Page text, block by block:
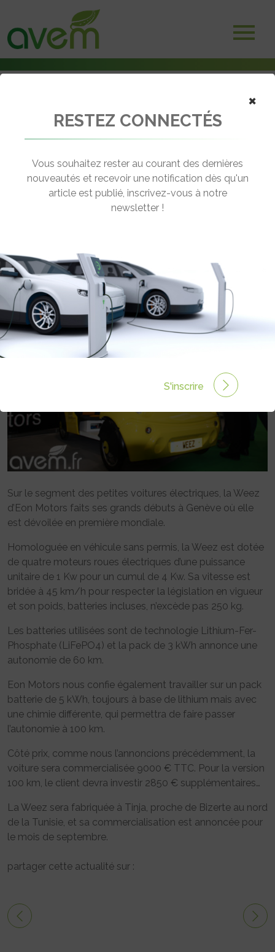
La Eon Weez en détails à Genève
← Revenir aux actualités
Rédigé par le 12 Mar 2011 à 00:00 0 commentaires
Sur le segment des petites voitures électriques, la Weez
d’Eon Motors faits ses grands débuts à Genève où elle
est dévoilée en première mondiale.
Homologuée en véhicule sans permis, la Weez est dotée
de quatre moteurs roues électriques d’une puissance
unitaire de 1 Kw pour un cumul de 4 Kw. Sa vitesse est
bridée à 45 km/h pour respecter la législation en vigueur
et son poids, batteries incluses, n’excède pas 250 kg.
Les batteries utilisées sont de technologie Lithium-Fer-
Phosphate (LiFePO4) et la pack de 3 kWh annonce une
autonomie de 60 km.
Eon Motors nous confie également travailler sur un pack
batterie de 5 kWh, toujours à base de lithium mais avec
une chimie différente, qui permettra de faire passer
l’autonomie à 100 km.
Côté prix, comme nous l’annoncions précédemment, la
voiture sera commercialisée 9000 € TTC. Pour la version
100 km, le client devra investir 2850 € supplémentaires…
La Weez sera fabriquée à Tinja, proche de Bizerte au nord
de la Tunisie, et sa commercialisation est annoncée pour
le mois de septembre.
partager cette actualité sur :
×
RESTEZ CONNECTÉS
Vous souhaitez rester au courant des dernières
nouveautés et recevoir une notification dès qu'un
article est publié, inscrivez-vous à notre
newsletter !
S'inscrire